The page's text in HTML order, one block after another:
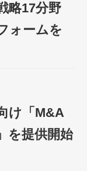
略17分野
ォームを
け「M&A
を提供開始